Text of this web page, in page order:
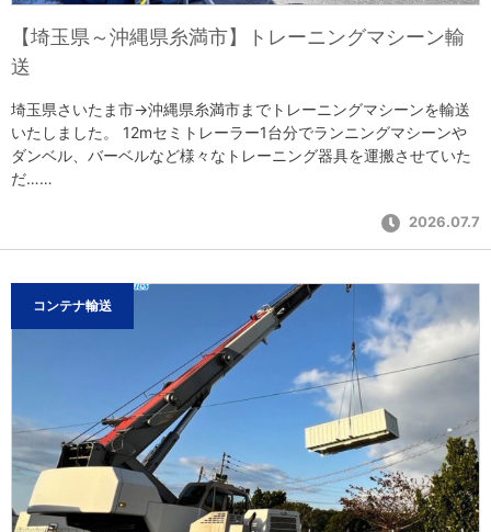
【埼玉県～沖縄県糸満市】トレーニングマシーン輸
送
埼玉県さいたま市→沖縄県糸満市までトレーニングマシーンを輸送
いたしました。 12mセミトレーラー1台分でランニングマシーンや
ダンベル、バーベルなど様々なトレーニング器具を運搬させていた
だ……
2026.07.7
コンテナ輸送